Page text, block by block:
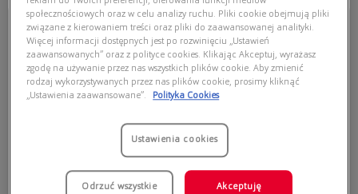
Przymierz
wirtualnie
UNOFFICIAL 0UJ6044 002
UNOFFICIAL
Przymierz
wirtualnie
UNOFFICIAL 0UJ5011 001
UNOFFICIAL
społecznościowych oraz w celu analizy ruchu. Pliki cookie obejmują pliki
związane z kierowaniem treści oraz pliki do zaawansowanej analityki.
Więcej informacji dostępnych jest po rozwinięciu „Ustawień
zaawansowanych” oraz z polityce cookies. Klikając Akceptuj, wyrażasz
zgodę na używanie przez nas wszystkich plików cookie. Aby zmienić
rodzaj wykorzystywanych przez nas plików cookie, prosimy kliknąć
„Ustawienia zaawansowane”.
Polityka Cookies
Ustawienia cookies
Odrzuć wszystkie Akceptuję